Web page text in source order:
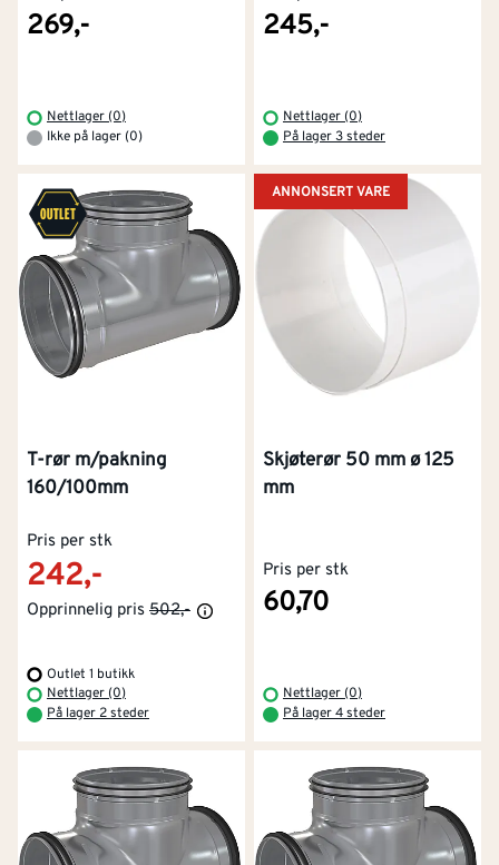
269,-
Nettlager (0)
Ikke på lager (0)
245,-
Nettlager (0)
På lager 3 steder
T-rør m/pakning
160/100mm
Pris per stk
242,-
Opprinnelig pris 502,-
Outlet 1 butikk
Nettlager (0)
På lager 2 steder
ANNONSERT VARE
Skjøterør 50 mm ø 125
mm
Pris per stk
60,70
Nettlager (0)
På lager 4 steder